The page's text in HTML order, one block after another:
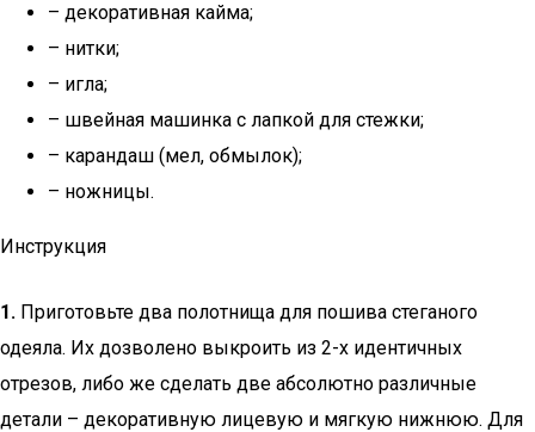
– декоративная кайма;
– нитки;
– игла;
– швейная машинка с лапкой для стежки;
– карандаш (мел, обмылок);
– ножницы.
Инструкция
1. Приготовьте два полотнища для пошива стеганого
одеяла. Их дозволено выкроить из 2-х идентичных
отрезов, либо же сделать две абсолютно различные
детали – декоративную лицевую и мягкую нижнюю. Для